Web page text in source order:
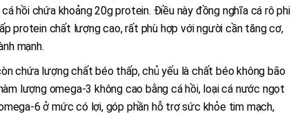
hồi chứa khoảng 20g protein. Điều này đồng nghĩa cá rô phi
protein chất lượng cao, rất phù hợp với người cần tăng cơ,
mạnh.
chứa lượng chất béo thấp, chủ yếu là chất béo không bão
lượng omega-3 không cao bằng cá hồi, loại cá nước ngọt
6 ở mức có lợi, góp phần hỗ trợ sức khỏe tim mạch,